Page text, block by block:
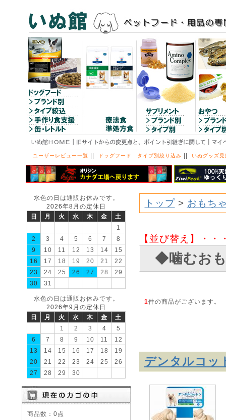
ユーザーレビュー一覧 || ドッグフード タイプ別絞り込み || いぬグッズ見
水色の日は通販お休みです。
2026年8月の定休日
日
月 火 水 木 金
土
1
2
3 4 5 6 7
8
9
10 11 12 13 14
15
16
17 18 19 20 21
22
23
24 25 26 27 28
29
30
31
水色の日は通販お休みです。
2026年9月の定休日
日
月 火 水 木 金
土
1
2 3 4
5
6
7 8 9 10 11
12
13
14 15 16 17 18
19
20
21 22 23 24 25
26
27
28 29 30
商品数：0点
トップ> おもち
【並び替え】・・
◆噛むお
1件の商品がございます。
デンタルコ